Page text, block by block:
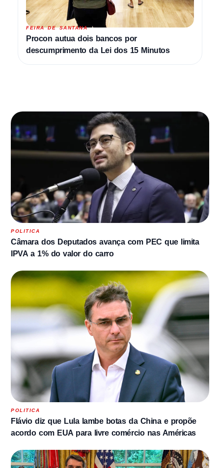
FEIRA DE SANTANA
Procon autua dois bancos por
descumprimento da Lei dos 15 Minutos
POLITICA
Câmara dos Deputados avança com PEC que limita
IPVA a 1% do valor do carro
POLITICA
Flávio diz que Lula lambe botas da China e propõe
acordo com EUA para livre comércio nas Américas